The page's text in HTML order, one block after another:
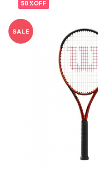
50%OFF